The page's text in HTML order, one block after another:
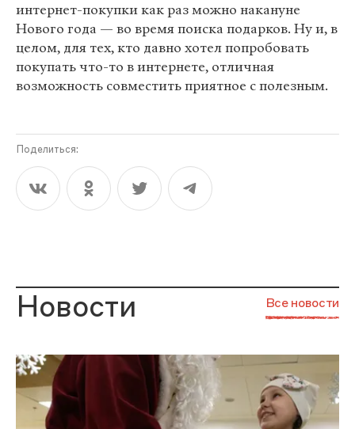
интернет-покупки как раз можно накануне
Нового года — во время поиска подарков. Ну и, в
целом, для тех, кто давно хотел попробовать
покупать что-то в интернете, отличная
возможность совместить приятное с полезным.
Поделиться:
Новости Все новости